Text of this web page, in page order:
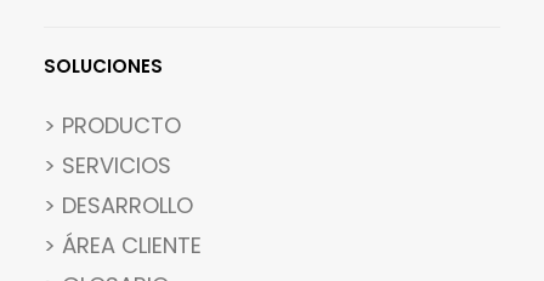
SOLUCIONES
> PRODUCTO
> SERVICIOS
> DESARROLLO
> ÁREA CLIENTE